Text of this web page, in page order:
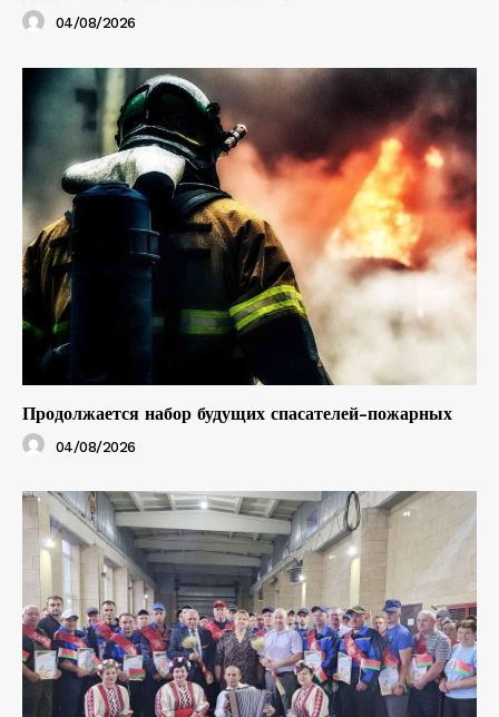
04/08/2026
Продолжается набор будущих спасателей-пожарных
04/08/2026